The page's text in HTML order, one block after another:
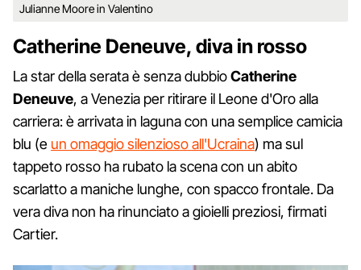
Julianne Moore in Valentino
Catherine Deneuve, diva in rosso
La star della serata è senza dubbioCatherine
Deneuve, a Venezia per ritirare il Leone d'Oro alla
carriera: è arrivata in laguna con una semplice camicia
blu (e un omaggio silenzioso all'Ucraina) ma sul
tappeto rosso ha rubato la scena con un abito
scarlatto a maniche lunghe, con spacco frontale. Da
vera diva non ha rinunciato a gioielli preziosi, firmati
Cartier.